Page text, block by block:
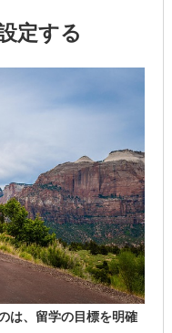
定する
は、留学の目標を明確